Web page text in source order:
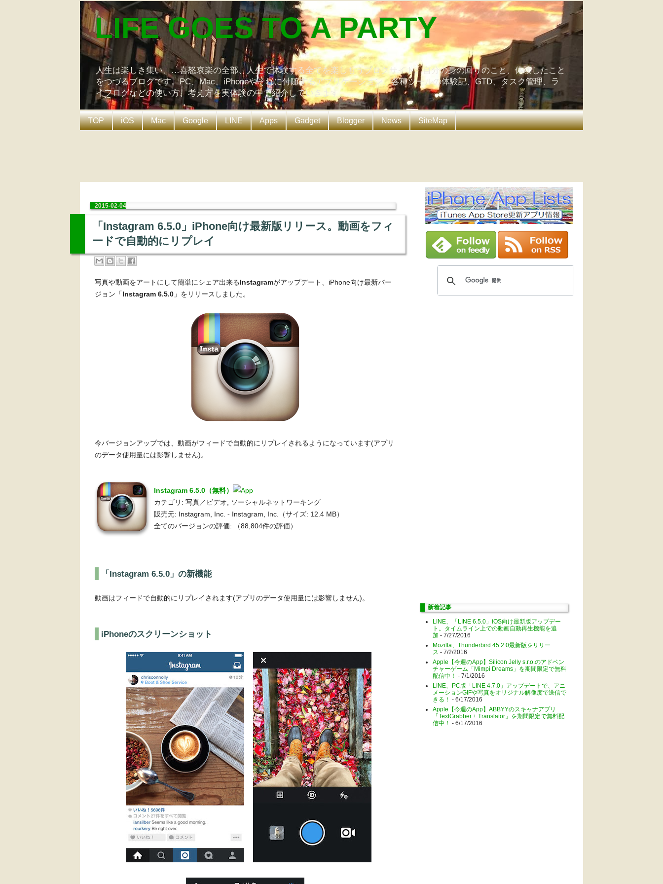
LIFE GOES TO A PARTY
人生は楽しき集い、…喜怒哀楽の全部、人生で体験する全てを楽しもうブログサイト。自分の身の回りのこと、体験したこと
をつづるブログです。PC、Mac、iPhoneやそれに付随するアプリケーション、各種ツールの体験記、GTD、タスク管理、ラ
イフログなどの使い方、考え方を実体験の中で紹介していきます。
TOP iOS Mac Google LINE Apps Gadget Blogger News SiteMap
2015-02-04
「Instagram 6.5.0」iPhone向け最新版リリース。動画をフィ
ードで自動的にリプレイ
写真や動画をアートにして簡単にシェア出来るInstagramがアップデート、iPhone向け最新バー
ジョン「Instagram 6.5.0 」をリリースしました。
今バージョンアップでは、動画がフィードで自動的にリプレイされるようになっています(アプリ
のデータ使用量には影響しません)。
Instagram 6.5.0（無料）
カテゴリ: 写真／ビデオ, ソーシャルネットワーキング
販売元: Instagram, Inc. - Instagram, Inc.（サイズ: 12.4 MB）
全てのバージョンの評価:
（88,804件の評価）
「Instagram 6.5.0」の新機能
動画はフィードで自動的にリプレイされます(アプリのデータ使用量には影響しません)。
iPhoneのスクリーンショット
新着記事
LINE、「LINE 6.5.0」iOS向け最新版アップデー
ト。タイムライン上での動画自動再生機能を追
加 - 7/27/2016
Mozilla、Thunderbird 45.2.0最新版をリリー
ス - 7/2/2016
Apple【今週のApp】Silicon Jelly s.r.o.のアドベン
チャーゲーム「Mimpi Dreams」を期間限定で無料
配信中！ - 7/1/2016
LINE、PC版「LINE 4.7.0」アップデートで、アニ
メーションGIFや写真をオリジナル解像度で送信で
きる！ - 6/17/2016
Apple【今週のApp】ABBYYのスキャナアプリ
「TextGrabber + Translator」を期間限定で無料配
信中！ - 6/17/2016